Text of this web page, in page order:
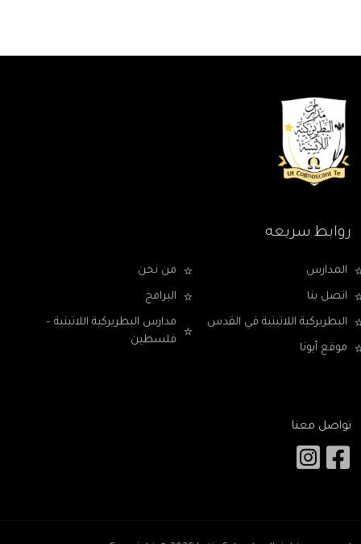
روابط سريعه
من نحن المدارس
البرامج اتصل بنا
مدارس البطريركية اللاتينية –
فلسطين
البطريركية اللاتينية في القدس
موقع أبونا
تواصل معنا